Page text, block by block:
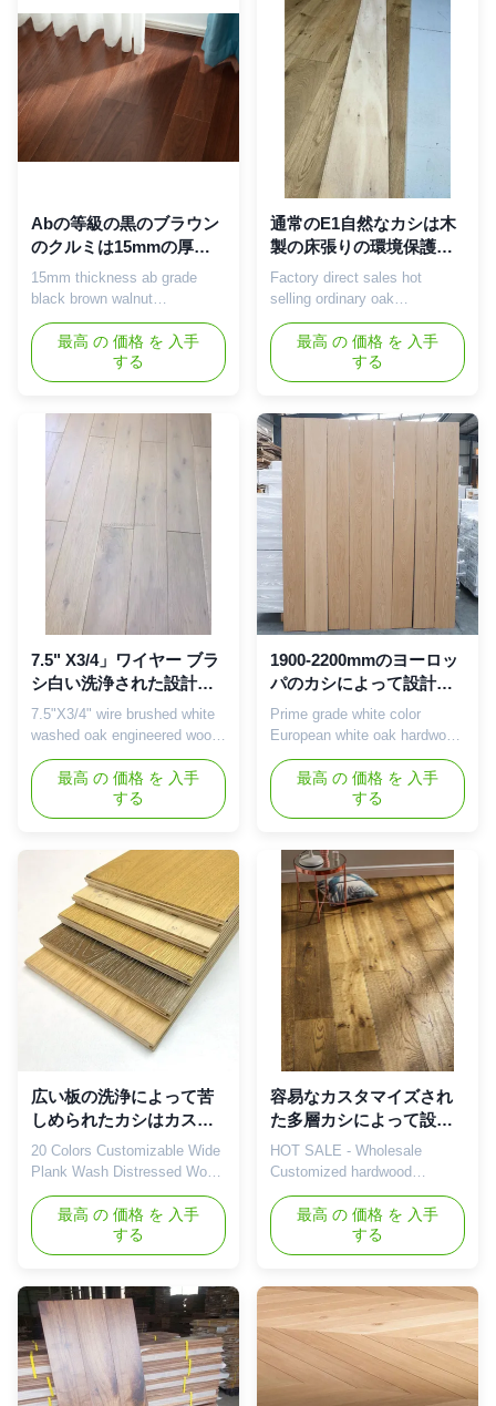
showcases luxurious tones
and textures, adding a noble
and noble texture to the
interior space. ...
texture of walnut wood,
bringing a natural and
comfortable atmosphere to
indoor ...
Abの等級の黒のブラウン
のクルミは15mmの厚さ
に床を張る木を設計した
15mm thickness ab grade
black brown walnut
engineered wood flooring
Product Introduction Main
features and advantages:
Unique black brown tone: The
brown tone, creating a stable
and elegant decorative effect,
adding nobility and taste to
the indoor space. High quality
最高 の 価格 を 入手
する
通常のE1自然なカシは木
製の床張りの環境保護を
設計した
Factory direct sales hot
selling ordinary oak
engineering wood flooring
Product Introduction Oak
engineered wood flooring is a
meticulously crafted flooring
quality oak as the raw
material, combined with multi-
layer engineering design,
bringing a perfect fusion of
natural ...
最高 の 価格 を 入手
する
7.5" X3/4」ワイヤー ブラ
シ白い洗浄された設計さ
れた堅材のフロアーリン
グ
7.5"X3/4" wire brushed white
washed oak engineered wood
flooring Engineered Wood
Flooring Product Introduction
What you can benefit from our
oak engineered hardwood
tailor made flexible engineered
plank in width 125mm
,150mm, 190mm, 220mm
,240mm & 260mm or
up.Thickness ...
最高 の 価格 を 入手
する
1900-2200mmのヨーロッ
パのカシによって設計さ
れる材木のフロアーリン
グによって設計されるカ
アーリング
Prime grade white color
European white oak hardwood
engineered timber wood
flooring Product Introduction
Application scenario:
European white oak flooring is
Spaces, creating a fresh and
dignified floor finish for your
home or commercial space.
Living room and ...
最高 の 価格 を 入手
する
広い板の洗浄によって苦
しめられたカシはカスタ
マイズ可能な20色に床を
張る木を設計した
20 Colors Customizable Wide
Plank Wash Distressed Wood
Floor European White Oak
Industrial Hard Wood
Engineered Flooring Product
Introduction Engineered Wood
appropriate elasticity of the
solid wood composite floor.
Inheriting the proper good
geothermal performance of
solid ...
最高 の 価格 を 入手
する
容易なカスタマイズされ
た多層カシによって設計
される堅材のフロアーリ
ングはきれいになる
HOT SALE - Wholesale
Customized hardwood
engineered floor - exporting
worldwide with best price
Product Introduction
Wholesale custom hardwood
flooring option for commercial
customers and individual
consumers. This flooring not
only has excellent hardness
and durability, ...
最高 の 価格 を 入手
する